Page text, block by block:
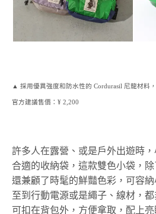
▲ 採用優異強度和防水性的 Cordurasil 尼龍材料
官方建議售價：¥ 2,200
許多人在露營、或是戶外出遊時
合適的收納袋，這款雙色小袋，
還兼顧了時髦的鮮豔色彩，可容
至到行動電源或是繩子、線材，
可扣在背包外，方便拿取，配上